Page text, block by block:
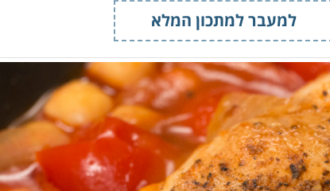
למעבר למתכון המלא